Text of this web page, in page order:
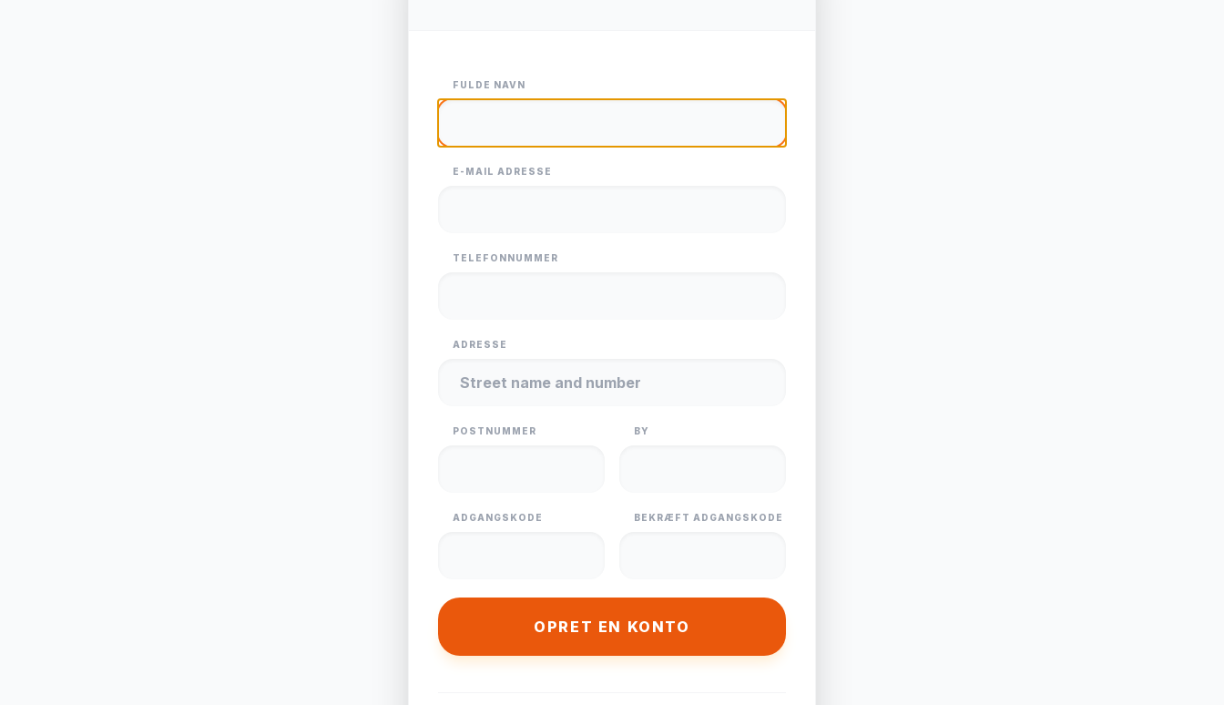
FULDE NAVN
E-MAIL ADRESSE
TELEFONNUMMER
ADRESSE
POSTNUMMER BY
ADGANGSKODE BEKRÆFT ADGANGSKODE
OPRET EN KONTO